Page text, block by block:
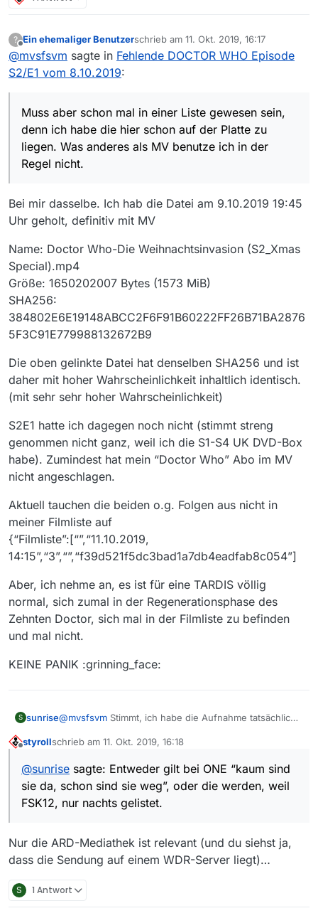
?
Offline
Ein ehemaliger Benutzerschrieb am 11. Okt. 2019, 16:17
zuletzt editiert von
@mvsfsvm sagte in Fehlende DOCTOR WHO Episode
S2/E1 vom 8.10.2019:
Muss aber schon mal in einer Liste gewesen sein,
denn ich habe die hier schon auf der Platte zu
liegen. Was anderes als MV benutze ich in der
Regel nicht.
Bei mir dasselbe. Ich hab die Datei am 9.10.2019 19:45
Uhr geholt, definitiv mit MV
Name: Doctor Who-Die Weihnachtsinvasion (S2_Xmas
Special).mp4
Größe: 1650202007 Bytes (1573 MiB)
SHA256:
384802E6E19148ABCC2F6F91B60222FF26B71BA2876
5F3C91E779988132672B9
Die oben gelinkte Datei hat denselben SHA256 und ist
daher mit hoher Wahrscheinlichkeit inhaltlich identisch.
(mit sehr sehr hoher Wahrscheinlichkeit)
S2E1 hatte ich dagegen noch nicht (stimmt streng
genommen nicht ganz, weil ich die S1-S4 UK DVD-Box
habe). Zumindest hat mein “Doctor Who” Abo im MV
nicht angeschlagen.
Aktuell tauchen die beiden o.g. Folgen aus nicht in
meiner Filmliste auf
{“Filmliste”:[“”,“11.10.2019,
14:15”,“3”,“”,“f39d521f5dc3bad1a7db4eadfab8c054”]
Aber, ich nehme an, es ist für eine TARDIS völlig
normal, sich zumal in der Regenerationsphase des
Zehnten Doctor, sich mal in der Filmliste zu befinden
und mal nicht.
KEINE PANIK :grinning_face:
S sunrise@mvsfsvm Stimmt, ich habe die Aufnahme tatsächlich
jedoch heute weder in der Filmliste von MV, noch in
sind sie weg”, oder die werden, weil FSK12, nur
nachts gelistet.
styrollschrieb am 11. Okt. 2019, 16:18
zuletzt editiert von
@sunrise sagte: Entweder gilt bei ONE “kaum sind
sie da, schon sind sie weg”, oder die werden, weil
FSK12, nur nachts gelistet.
Nur die ARD-Mediathek ist relevant (und du siehst ja,
dass die Sendung auf einem WDR-Server liegt)…
S 1 Antwort